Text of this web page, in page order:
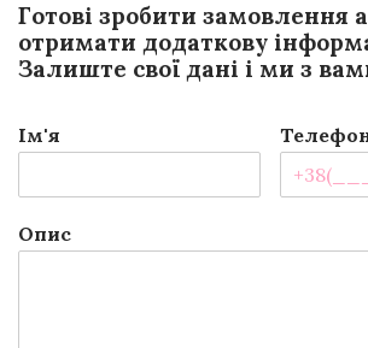
Готові зробити замовлення
отримати додаткову
Залиште свої дані і ми з
Ім'я
Опис